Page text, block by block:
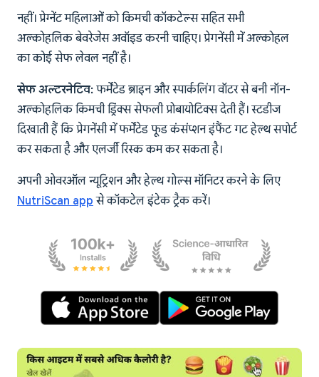
नहीं। प्रेग्नेंट महिलाओं को किमची कॉकटेल्स सहित सभी
अल्कोहलिक बेवरेजेस अवॉइड करनी चाहिए। प्रेगनेंसी में अल्कोहल
का कोई सेफ लेवल नहीं है।
सेफ अल्टरनेटिव: फर्मेंटेड ब्राइन और स्पार्कलिंग वॉटर से बनी नॉन-
अल्कोहलिक किमची ड्रिंक्स सेफली प्रोबायोटिक्स देती हैं। स्टडीज
दिखाती हैं कि प्रेगनेंसी में फर्मेंटेड फूड कंसंप्शन इंफैंट गट हेल्थ सपोर्ट
कर सकता है और एलर्जी रिस्क कम कर सकता है।
अपनी ओवरऑल न्यूट्रिशन और हेल्थ गोल्स मॉनिटर करने के लिए
NutriScan app से कॉकटेल इंटेक ट्रैक करें।